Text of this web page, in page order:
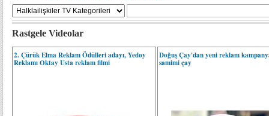
Rastgele Videolar
2. Çürük Elma Reklam Ödülleri adayı, Yedoy
Reklamı Oktay Usta reklam filmi
Doğuş Çay'dan yeni reklam
samimi çay